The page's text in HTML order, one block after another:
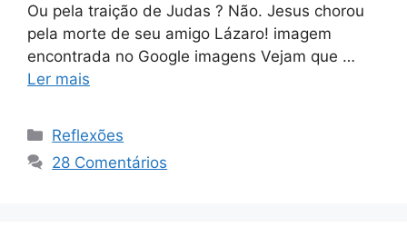
Ou pela traição de Judas ? Não. Jesus chorou
pela morte de seu amigo Lázaro! imagem
encontrada no Google imagens Vejam que …
Ler mais
Categorias
Reflexões
28 Comentários